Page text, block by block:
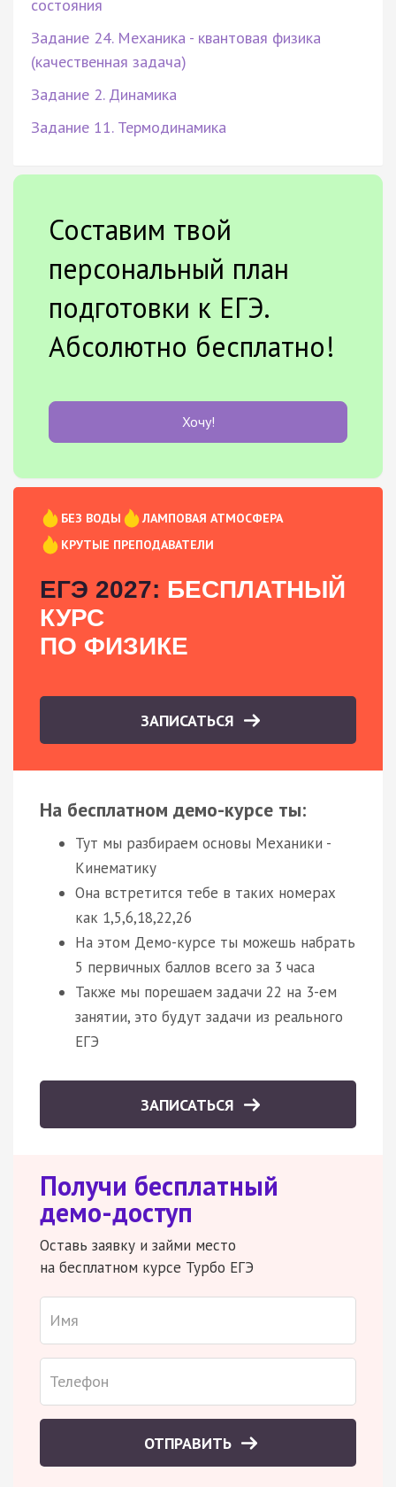
состояния
Задание 24. Механика - квантовая физика
(качественная задача)
Задание 2. Динамика
Задание 11. Термодинамика
Составим твой
персональный план
подготовки к ЕГЭ.
Абсолютно бесплатно!
Хочу!
БЕЗ ВОДЫ
ЛАМПОВАЯ АТМОСФЕРА
КРУТЫЕ ПРЕПОДАВАТЕЛИ
ЕГЭ 2027: БЕСПЛАТНЫЙ
КУРС
ПО ФИЗИКЕ
ЗАПИСАТЬСЯ
На бесплатном демо-курсе ты:
Тут мы разбираем основы Механики -
Кинематику
Она встретится тебе в таких номерах
как 1,5,6,18,22,26
На этом Демо-курсе ты можешь набрать
5 первичных баллов всего за 3 часа
Также мы порешаем задачи 22 на 3-ем
занятии, это будут задачи из реального
ЕГЭ
ЗАПИСАТЬСЯ
Получи бесплатный
демо-доступ
Оставь заявку и займи место
на бесплатном курсе Турбо ЕГЭ
ОТПРАВИТЬ